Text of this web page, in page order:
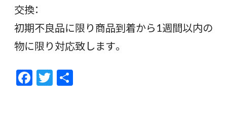
交換：
初期不良品に限り商品到着から1週間以内の
物に限り対応致します。
F
ac
T
w